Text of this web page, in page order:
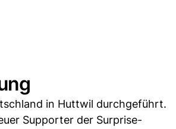
in Huttwil durchgeführt.
Supporter der Surprise-